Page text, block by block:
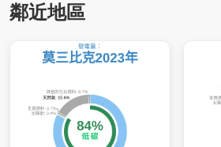
鄰近地區